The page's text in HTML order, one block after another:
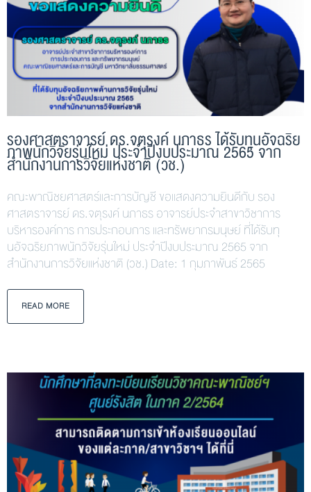
รองศาสตราจารย์ ดร.จตุรงค์ นภาธร ได้รับทุนอัจฉริย
ภาพนักวิจัยรุ่นใหม่ ประจำปีงบประมาณ 2565 จาก
สำนักงานการวิจัยแห่งชาติ (วช.)
คณะพาณิชยศาสตร์และการบัญชี ขอแสดงความยินดีกับ รอง
ศาสตราจารย์ ดร.จตุรงค์ นภาธร อาจารย์ประจำสาขาวิชาการ
บริหารองค์การ การประกอบการ และทรัพยากรมนุษย์ ที่ได้รับทุ
นอัจฉริยภาพนักวิจัยรุ่นใหม่ ประจำปีงบประมาณ 2565 จาก
สำนักงานการวิจัยแห่งชาติ (วช.) Date: 1 กุมภาพันธ์ 2565
READ MORE